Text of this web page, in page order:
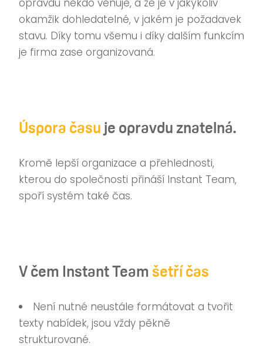
okamžik dohledatelné, v jakém je požadavek
stavu. Díky tomu všemu i díky dalším funkcím
je firma zase organizovaná.
Úspora času je opravdu znatelná.
Kromě lepší organizace a přehlednosti,
kterou do společnosti přináší Instant Team,
spoří systém také čas.
V čem Instant Team šetří čas
Není nutné neustále formátovat a tvořit
texty nabídek, jsou vždy pěkně
strukturované.